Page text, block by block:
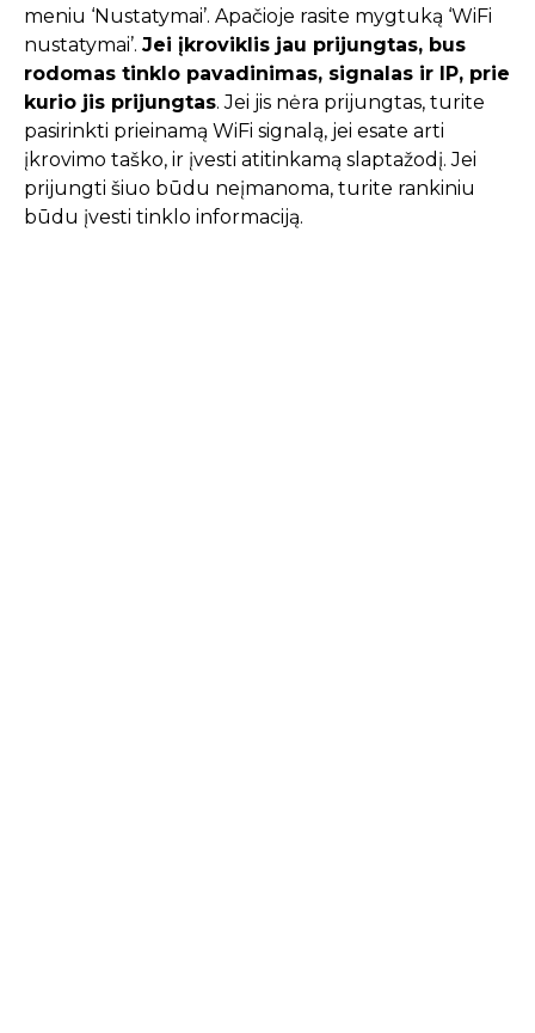
meniu ‘Nustatymai’. Apačioje rasite mygtuką ‘WiFi
nustatymai’. Jei įkroviklis jau prijungtas, bus
rodomas tinklo pavadinimas, signalas ir IP, prie
kurio jis prijungtas. Jei jis nėra prijungtas, turite
pasirinkti prieinamą WiFi signalą, jei esate arti
įkrovimo taško, ir įvesti atitinkamą slaptažodį. Jei
prijungti šiuo būdu neįmanoma, turite rankiniu
būdu įvesti tinklo informaciją.